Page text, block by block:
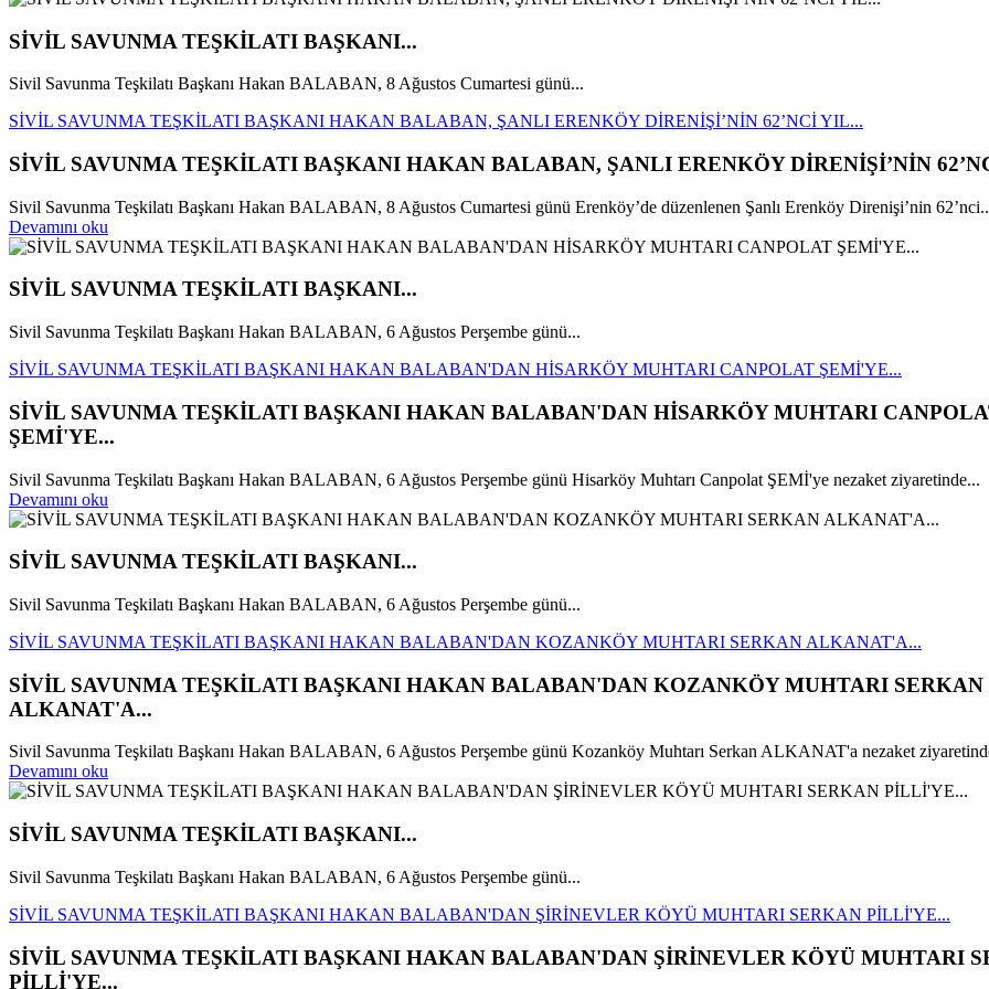
SİVİL SAVUNMA TEŞKİLATI BAŞKANI...
Sivil Savunma Teşkilatı Başkanı Hakan BALABAN, 8 Ağustos Cumartesi günü...
SİVİL SAVUNMA TEŞKİLATI BAŞKANI HAKAN BALABAN, ŞANLI ERENKÖY DİRENİŞİ’NİN 62’NCİ YIL...
SİVİL SAVUNMA TEŞKİLATI BAŞKANI HAKAN BALABAN, ŞANLI ERENKÖY DİRENİŞİ’NİN
Sivil Savunma Teşkilatı Başkanı Hakan BALABAN, 8 Ağustos Cumartesi günü Erenköy’de düzenlenen Şanlı Erenköy Direnişi’nin
Devamını oku
SİVİL SAVUNMA TEŞKİLATI BAŞKANI...
Sivil Savunma Teşkilatı Başkanı Hakan BALABAN, 6 Ağustos Perşembe günü...
SİVİL SAVUNMA TEŞKİLATI BAŞKANI HAKAN BALABAN'DAN HİSARKÖY MUHTARI CANPOLAT ŞEMİ'YE...
SİVİL SAVUNMA TEŞKİLATI BAŞKANI HAKAN BALABAN'DAN HİSARKÖY MUHTARI
ŞEMİ'YE...
Sivil Savunma Teşkilatı Başkanı Hakan BALABAN, 6 Ağustos Perşembe günü Hisarköy Muhtarı Canpolat ŞEMİ'ye nezaket ziyaretinde...
Devamını oku
SİVİL SAVUNMA TEŞKİLATI BAŞKANI...
Sivil Savunma Teşkilatı Başkanı Hakan BALABAN, 6 Ağustos Perşembe günü...
SİVİL SAVUNMA TEŞKİLATI BAŞKANI HAKAN BALABAN'DAN KOZANKÖY MUHTARI SERKAN ALKANAT'A...
SİVİL SAVUNMA TEŞKİLATI BAŞKANI HAKAN BALABAN'DAN KOZANKÖY MUHTARI SERKAN
ALKANAT'A...
Sivil Savunma Teşkilatı Başkanı Hakan BALABAN, 6 Ağustos Perşembe günü Kozanköy Muhtarı Serkan ALKANAT'a nezaket
Devamını oku
SİVİL SAVUNMA TEŞKİLATI BAŞKANI...
Sivil Savunma Teşkilatı Başkanı Hakan BALABAN, 6 Ağustos Perşembe günü...
SİVİL SAVUNMA TEŞKİLATI BAŞKANI HAKAN BALABAN'DAN ŞİRİNEVLER KÖYÜ MUHTARI SERKAN PİLLİ'YE...
SİVİL SAVUNMA TEŞKİLATI BAŞKANI HAKAN BALABAN'DAN ŞİRİNEVLER KÖYÜ MUHTARI
PİLLİ'YE...